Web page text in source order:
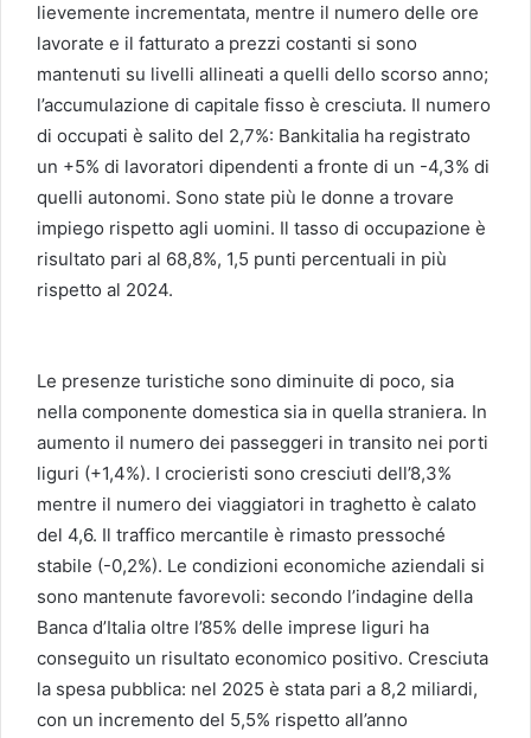
lievemente incrementata, mentre il numero delle ore
lavorate e il fatturato a prezzi costanti si sono
mantenuti su livelli allineati a quelli dello scorso anno;
l’accumulazione di capitale fisso è cresciuta. Il numero
di occupati è salito del 2,7%: Bankitalia ha registrato
un +5% di lavoratori dipendenti a fronte di un -4,3% di
quelli autonomi. Sono state più le donne a trovare
impiego rispetto agli uomini. Il tasso di occupazione è
risultato pari al 68,8%, 1,5 punti percentuali in più
rispetto al 2024.
Le presenze turistiche sono diminuite di poco, sia
nella componente domestica sia in quella straniera. In
aumento il numero dei passeggeri in transito nei porti
liguri (+1,4%). I crocieristi sono cresciuti dell’8,3%
mentre il numero dei viaggiatori in traghetto è calato
del 4,6. Il traffico mercantile è rimasto pressoché
stabile (-0,2%). Le condizioni economiche aziendali si
sono mantenute favorevoli: secondo l’indagine della
Banca d’Italia oltre l’85% delle imprese liguri ha
conseguito un risultato economico positivo. Cresciuta
la spesa pubblica: nel 2025 è stata pari a 8,2 miliardi,
con un incremento del 5,5% rispetto all’anno